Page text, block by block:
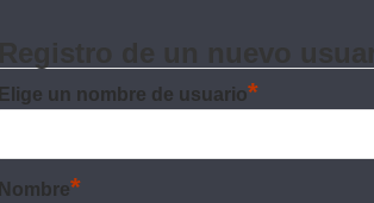
Elige un nombre de usuario*
Nombre*